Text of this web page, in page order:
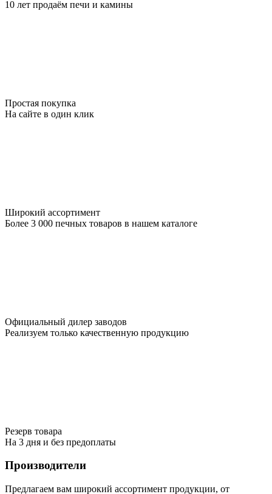
10 лет продаём печи и камины
Простая покупка
На сайте в один клик
Широкий ассортимент
Более 3 000 печных товаров в нашем каталоге
Официальный дилер заводов
Реализуем только качественную продукцию
Резерв товара
На 3 дня и без предоплаты
Производители
Предлагаем вам широкий ассортимент продукции, от